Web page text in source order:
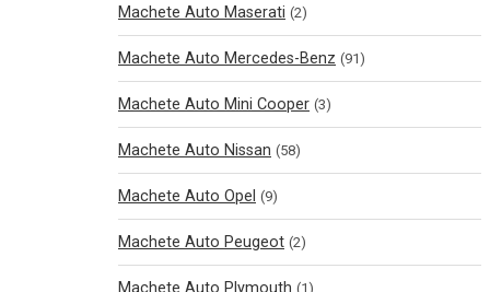
Machete Auto Maserati (2)
Machete Auto Mercedes-Benz (91)
Machete Auto Mini Cooper (3)
Machete Auto Nissan (58)
Machete Auto Opel (9)
Machete Auto Peugeot (2)
Machete Auto Plymouth (1)